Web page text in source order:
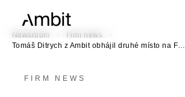
Newsroom / Firm news
/
Tomáš Ditrych z Ambit obhájil druhé místo na F…
FIRM NEWS